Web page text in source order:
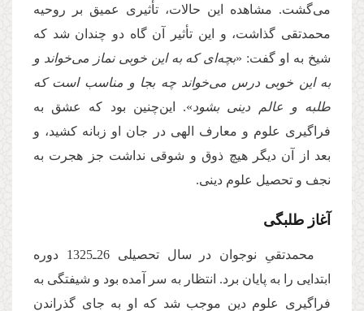
مى‌گشت. مشاهده این حالات، تأثیرى عمیق بر روحیه
محمدتقى گذاشت، و این تأثیر آن گاه دو چندان شد كه
شیخ به او گفت: «بچه‌اى كه به این خوبى نماز مى‌خواند و
به این خوبى درس مى‌خواند چه بجا و مناسب است كه
طلبه و عالم دینى بشود». این‌چنین بود كه عشق به
فراگیرى علوم و معارف الهى در جان او زبانه كشید، و
بعد از آن دیگر هیچ ذوق و شوقى نداشت جز هجرت به
نجف و تحصیل علوم دینى.
آغاز طلبگى
محمدتقىِ نوجوان در سال تحصیلى 26ـ1325 دوره
ابتدایى را به پایان برد. انتظار به سر آمده بود و شیفتگى به
فراگیرى علوم دین موجب شد كه او به جاى گذراندن